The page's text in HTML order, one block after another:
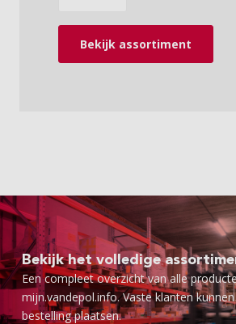
Bekijk assortiment
Bekijk het volledige
Een compleet overzicht van alle
mijn.vandepol.info. Vaste klanten
bestelling plaatsen.